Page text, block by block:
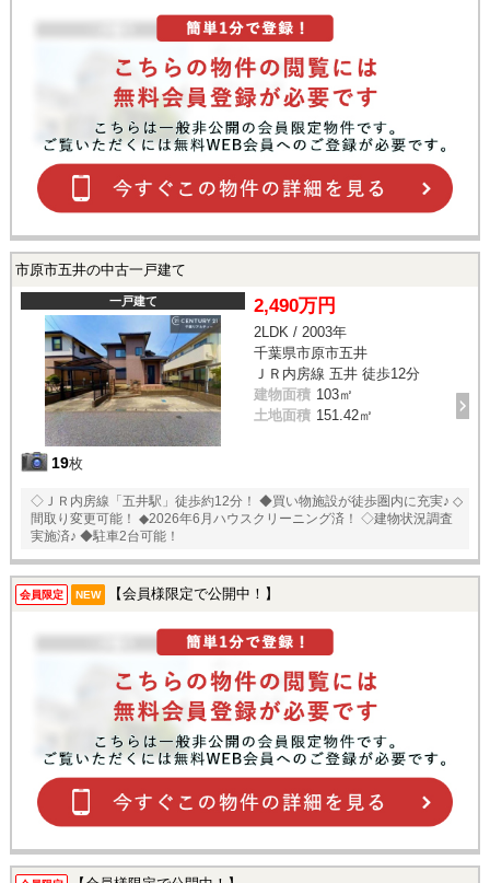
市原市五井の中古一戸建て
一戸建て
19枚
2,490万円
2LDK / 2003年
千葉県市原市五井
ＪＲ内房線 五井 徒歩12分
建物面積 103㎡
土地面積 151.42㎡
◇ＪＲ内房線「五井駅」徒歩約12分！ ◆買い物施設が徒歩圏内に充実♪ ◇
間取り変更可能！ ◆2026年6月ハウスクリーニング済！ ◇建物状況調査
実施済♪ ◆駐車2台可能！
会員限定 NEW 【会員様限定で公開中！】